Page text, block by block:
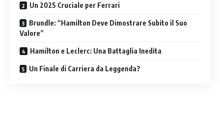
Un 2025 Cruciale per Ferrari
Brundle: “Hamilton Deve Dimostrare Subito il Suo
Valore”
Hamilton e Leclerc: Una Battaglia Inedita
Un Finale di Carriera da Leggenda?